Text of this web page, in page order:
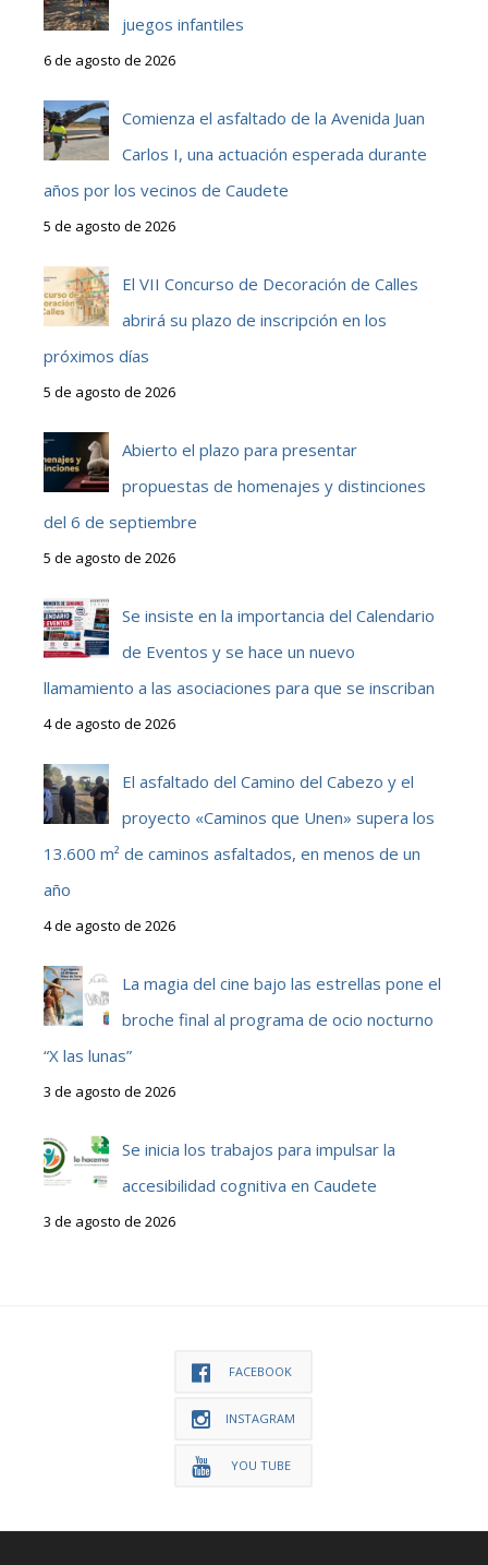
juegos infantiles
6 de agosto de 2026
Comienza el asfaltado de la Avenida Juan
Carlos I, una actuación esperada durante
años por los vecinos de Caudete
5 de agosto de 2026
El VII Concurso de Decoración de Calles
abrirá su plazo de inscripción en los
próximos días
5 de agosto de 2026
Abierto el plazo para presentar
propuestas de homenajes y distinciones
del 6 de septiembre
5 de agosto de 2026
Se insiste en la importancia del Calendario
de Eventos y se hace un nuevo
llamamiento a las asociaciones para que se inscriban
4 de agosto de 2026
El asfaltado del Camino del Cabezo y el
proyecto «Caminos que Unen» supera los
13.600 m² de caminos asfaltados, en menos de un
año
4 de agosto de 2026
La magia del cine bajo las estrellas pone el
broche final al programa de ocio nocturno
“X las lunas”
3 de agosto de 2026
Se inicia los trabajos para impulsar la
accesibilidad cognitiva en Caudete
3 de agosto de 2026
FACEBOOK
INSTAGRAM
YOU TUBE